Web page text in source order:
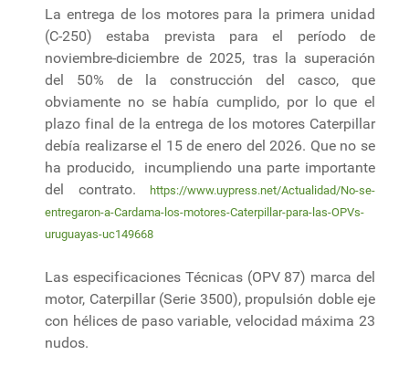
La entrega de los motores para la primera unidad
(C-250) estaba prevista para el período de
noviembre-diciembre de 2025, tras la superación
del 50% de la construcción del casco, que
obviamente no se había cumplido, por lo que el
plazo final de la entrega de los motores Caterpillar
debía realizarse el 15 de enero del 2026. Que no se
ha producido, incumpliendo una parte importante
del contrato.
https://www.uypress.net/Actualidad/No-se-
entregaron-a-Cardama-los-motores-Caterpillar-para-las-OPVs-
uruguayas-uc149668
Las especificaciones Técnicas (OPV 87) marca del
motor, Caterpillar (Serie 3500), propulsión doble eje
con hélices de paso variable, velocidad máxima 23
nudos.